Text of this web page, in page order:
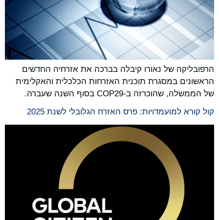
הרפובליקה של נאורו קיבלה בברכה את אזרחיה החדשים
הראשונים במסגרת תוכנית האזרחות הכלכלית והאקלימית
של הממשלה, שהוכרזה ב-COP29 בסוף השנה שעברה.
קול קורא למועמדויות: פרס האזרח הגלובלי לשנת 2025